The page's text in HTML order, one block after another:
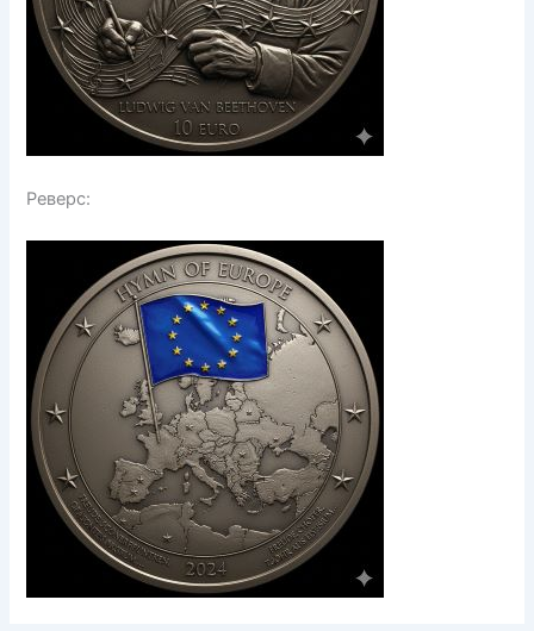
Реверс: